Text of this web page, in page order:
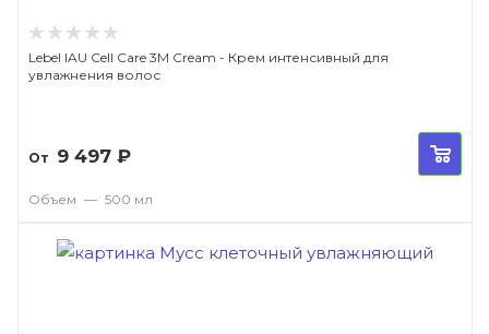
Lebel IAU Cell Care 3M Cream - Крем интенсивный для
увлажнения волос
От 9 497 ₽
Объем — 500 мл